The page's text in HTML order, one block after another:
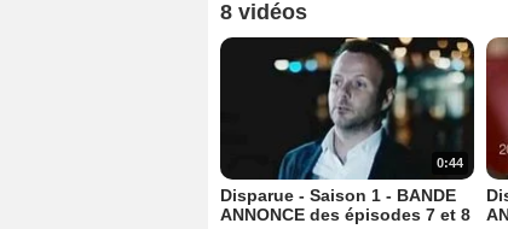
8 vidéos
0:44
Disparue - Saison 1 - BANDE
ANNONCE des épisodes 7 et 8